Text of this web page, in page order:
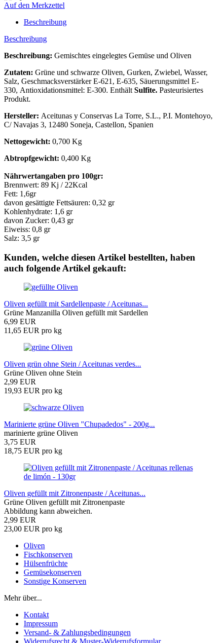
Auf den Merkzettel
Beschreibung
Beschreibung
Beschreibung: Gemischtes eingelegtes Gemüse und Oliven
Zutaten: Grüne und schwarze Oliven, Gurken, Zwiebel, Wasser,
Salz, Geschmacksverstärker E-621, E-635, Säuerungsmittel E-
330, Antioxidationsmittel: E-300. Enthält Sulfite. Pasteurisiertes
Produkt.
Hersteller: Aceitunas y Conservas La Torre, S.L., P.I. Montehoyo,
C/ Navajas 3, 12480 Soneja, Castellon, Spanien
Nettogewicht: 0,700 Kg
Abtropfgewicht: 0,400 Kg
Nährwertangaben pro 100gr:
Brennwert: 89 Kj / 22Kcal
Fett: 1,6gr
davon gesättigte Fettsäuren: 0,32 gr
Kohlenhydrate: 1,6 gr
davon Zucker: 0,43 gr
Eiweiss: 0,8 gr
Salz: 3,5 gr
Kunden, welche diesen Artikel bestellten, haben
auch folgende Artikel gekauft:
Oliven gefüllt mit Sardellenpaste / Aceitunas...
Grüne Manzanilla Oliven gefüllt mit Sardellen
6,99 EUR
11,65 EUR pro kg
Oliven grün ohne Stein / Aceitunas verdes...
Grüne Oliven ohne Stein
2,99 EUR
19,93 EUR pro kg
Marinierte grüne Oliven "Chupadedos" - 200g...
marinierte grüne Oliven
3,75 EUR
18,75 EUR pro kg
Oliven gefüllt mit Zitronenpaste / Aceitunas...
Grüne Oliven gefüllt mit Zitronenpaste
Abbildung kann abweichen.
2,99 EUR
23,00 EUR pro kg
Oliven
Fischkonserven
Hülsenfrüchte
Gemüsekonserven
Sonstige Konserven
Mehr über...
Kontakt
Impressum
Versand- & Zahlungsbedingungen